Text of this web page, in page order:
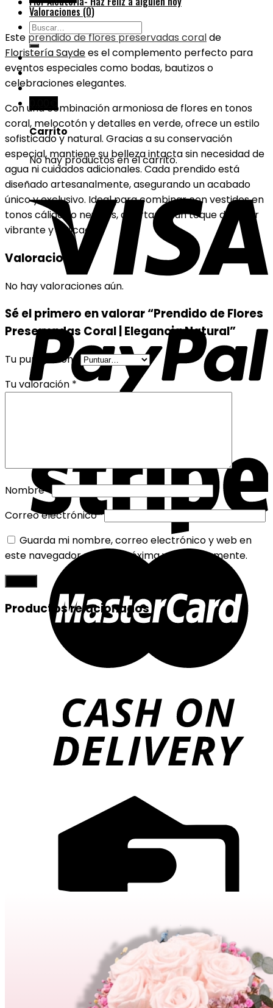
Buscar
por:
Carrito
No hay productos en el carrito.
|
Elegancia
Natural
cantidad
Valoraciones (0)
Este prendido de flores preservadas coralde
Floristería Saydees el complemento perfecto para
eventos especiales como bodas, bautizos o
celebraciones elegantes.
Con una combinación armoniosa de flores en tonos
coral, melocotón y detalles en verde, ofrece un estilo
sofisticado y natural. Gracias a su conservación
especial, mantiene su belleza intacta sin necesidad de
agua ni cuidados adicionales. Cada prendido está
diseñado artesanalmente, asegurando un acabado
único y exclusivo. Ideal para combinar con vestidos en
tonos cálidos o neutros, aportando un toque de color
vibrante y delicado.
Valoraciones
No hay valoraciones aún.
Sé el primero en valorar “Prendido de Flores
Preservadas Coral | Elegancia Natural”
Tu puntuación
Tu valoración *
Nombre*
Correo electrónico*
Guarda mi nombre, correo electrónico y web en
este navegador para la próxima vez que comente.
Productos relacionados